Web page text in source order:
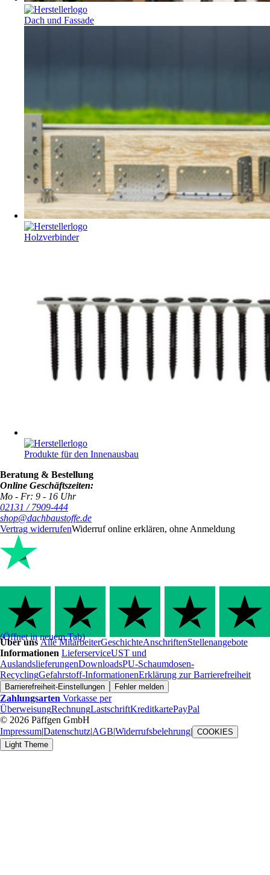
Dach und Fassade
Holzverbinder
Produkte für den Innenausbau
Beratung & Bestellung
Online Geschäftszeiten:
Mo - Fr: 9 - 16 Uhr
02131 / 7909-444
shop@dachbaustoffe.de
Vertrag widerrufenWiderruf online erklären, ohne Anmeldung
(Öffnet in neuem Tab)
Über unsAlle MitarbeiterGeschichteAnschriftenStellenangebote
Informationen LieferserviceUST und
AuslandslieferungenDownloadsPU-Schaumdosen-
RecyclingGefahrstoff-InformationenErklärung zur Barrierefreiheit
Barrierefreiheit-Einstellungen Fehler melden
Zahlungsarten Vorkasse per
ÜberweisungRechnungLastschriftKreditkartePayPal
© 2026 Päffgen GmbH
Impressum|Datenschutz|AGB|Widerrufsbelehrung| COOKIES
Light Theme